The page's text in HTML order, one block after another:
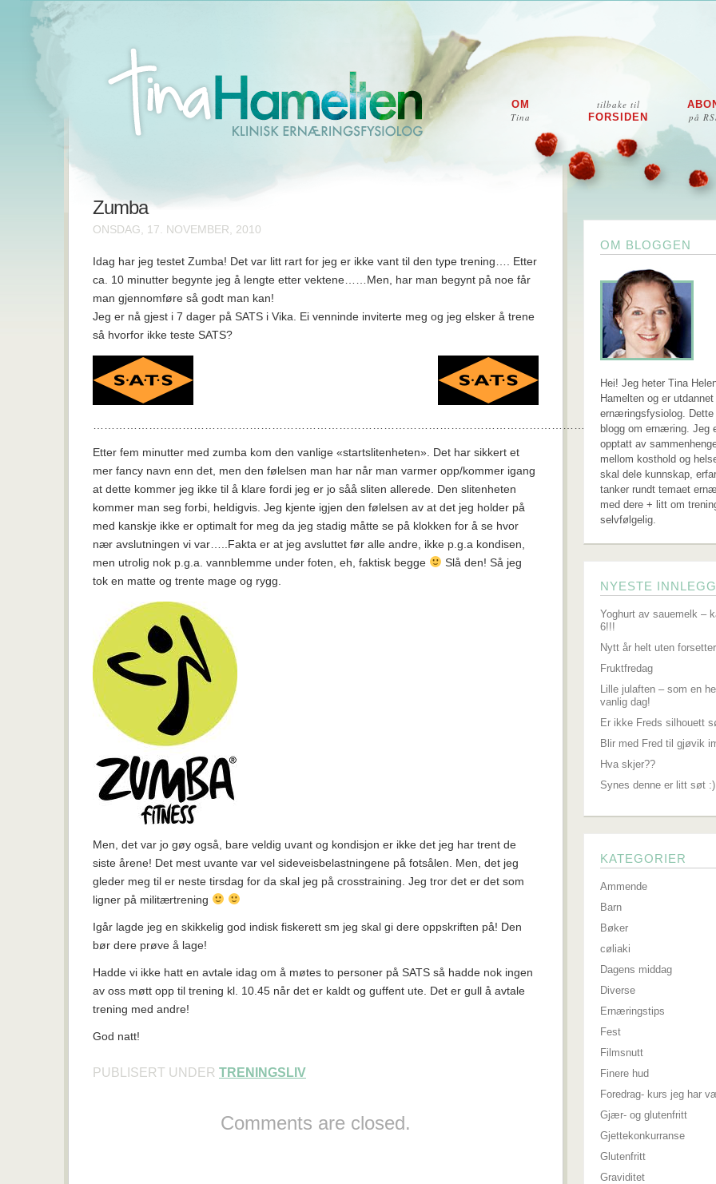
på
tilbake til
FORSIDEN
OM
Tina
Zumba
ONSDAG, 17. NOVEMBER, 2010
Idag har jeg testet Zumba! Det var litt rart for jeg er ikke vant til den type trening…. Etter
ca. 10 minutter begynte jeg å lengte etter vektene……Men, har man begynt på noe får
man gjennomføre så godt man kan!
Jeg er nå gjest i 7 dager på SATS i Vika. Ei venninde inviterte meg og jeg elsker å trene
så hvorfor ikke teste SATS?
Etter fem minutter med zumba kom den vanlige «startslitenheten». Det har sikkert et
mer fancy navn enn det, men den følelsen man har når man varmer opp/kommer igang
at dette kommer jeg ikke til å klare fordi jeg er jo såå sliten allerede. Den slitenheten
kommer man seg forbi, heldigvis. Jeg kjente igjen den følelsen av at det jeg holder på
med kanskje ikke er optimalt for meg da jeg stadig måtte se på klokken for å se hvor
nær avslutningen vi var…..Fakta er at jeg avsluttet før alle andre, ikke p.g.a kondisen,
men utrolig nok p.g.a. vannblemme under foten, eh, faktisk begge
Slå den! Så jeg
tok en matte og trente mage og rygg.
Men, det var jo gøy også, bare veldig uvant og kondisjon er ikke det jeg har trent de
siste årene! Det mest uvante var vel sideveisbelastningene på fotsålen. Men, det jeg
gleder meg til er neste tirsdag for da skal jeg på crosstraining. Jeg tror det er det som
ligner på militærtrening
Igår lagde jeg en skikkelig god indisk fiskerett sm jeg skal gi dere oppskriften på! Den
bør dere prøve å lage!
Hadde vi ikke hatt en avtale idag om å møtes to personer på SATS så hadde nok ingen
av oss møtt opp til trening kl. 10.45 når det er kaldt og guffent ute. Det er gull å avtale
trening med andre!
God natt!
PUBLISERT UNDER TRENINGSLIV
Comments are closed.
OM BLOGGEN
Hei! Jeg heter Tina
Hamelten og er
ernæringsfysiolog. Dette
blogg om ernæring. Jeg
opptatt av
mellom kosthold og
skal dele kunnskap,
tanker rundt temaet
med dere + litt om
selvfølgelig.
NYESTE INNLEGG
Yoghurt av sauemelk –
6!!!
Nytt år helt uten forsetter
Fruktfredag
Lille julaften – som en
vanlig dag!
Er ikke Freds silhouett
Blir med Fred til gjøvik
Hva skjer??
Synes denne er litt søt :)
KATEGORIER
Ammende
Barn
Bøker
cøliaki
Dagens middag
Diverse
Ernæringstips
Fest
Filmsnutt
Finere hud
Foredrag- kurs jeg har
Gjær- og glutenfritt
Gjettekonkurranse
Glutenfritt
Graviditet